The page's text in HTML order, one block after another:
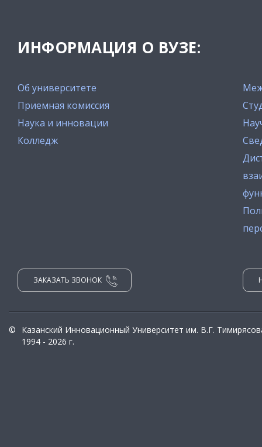
ИНФОРМАЦИЯ О ВУЗЕ:
Об университете
Приемная комиссия
Наука и инновации
Колледж
ЗАКАЗАТЬ ЗВОНОК
©
Казанский Инновационный Университет им. В.Г.
1994 - 2026 г.